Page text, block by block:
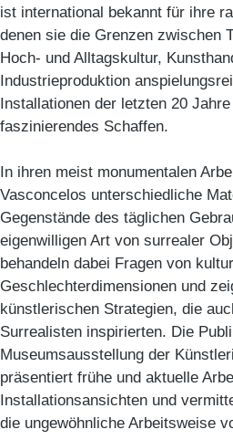
ist international bekannt für ihre
denen sie die Grenzen zwischen
Hoch- und Alltagskultur,
Industrieproduktion
Installationen der letzten 20
faszinierendes Schaffen.
In ihren meist monumentalen
Vasconcelos unterschiedliche
Gegenstände des täglichen
eigenwilligen Art von surrealer
behandeln dabei Fragen von
Geschlechterdimensionen und
künstlerischen Strategien, die
Surrealisten inspirierten. Die
Museumsausstellung der
präsentiert frühe und aktuelle
Installationsansichten und
die ungewöhnliche Arbeitsweise